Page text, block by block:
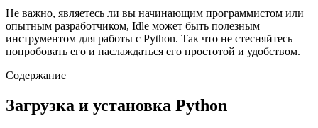
Не важно, являетесь ли вы начинающим программистом или
опытным разработчиком, Idle может быть полезным
инструментом для работы с Python. Так что не стесняйтесь
попробовать его и наслаждаться его простотой и удобством.
Содержание
Загрузка и установка Python